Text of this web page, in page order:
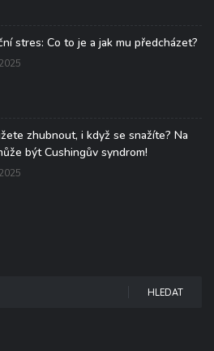
stres: Co to je a jak mu předcházet?
zhubnout, i když se snažíte? Na
být Cushingův syndrom!
HLEDAT